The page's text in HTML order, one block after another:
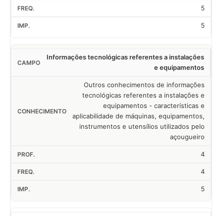
5
5
Informações tecnológicas referentes a instalações
e equipamentos
Outros conhecimentos de informações
tecnológicas referentes a instalações e
equipamentos - características e
aplicabilidade de máquinas, equipamentos,
instrumentos e utensílios utilizados pelo
açougueiro
4
4
5